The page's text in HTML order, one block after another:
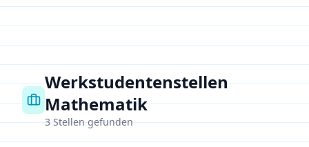
Werkstudentenstellen
Mathematik
3Stellen gefunden